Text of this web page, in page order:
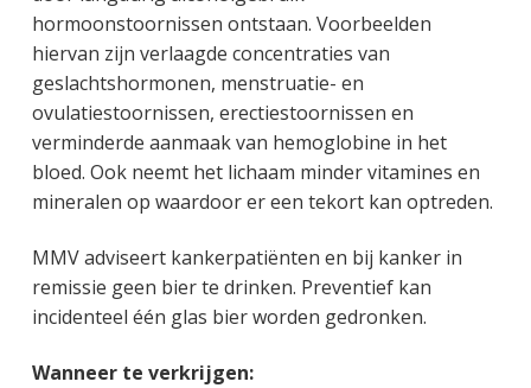
hormoonstoornissen ontstaan. Voorbeelden
hiervan zijn verlaagde concentraties van
geslachtshormonen, menstruatie- en
ovulatiestoornissen, erectiestoornissen en
verminderde aanmaak van hemoglobine in het
bloed. Ook neemt het lichaam minder vitamines en
mineralen op waardoor er een tekort kan optreden.
MMV adviseert kankerpatiënten en bij kanker in
remissie geen bier te drinken. Preventief kan
incidenteel één glas bier worden gedronken.
Wanneer te verkrijgen: